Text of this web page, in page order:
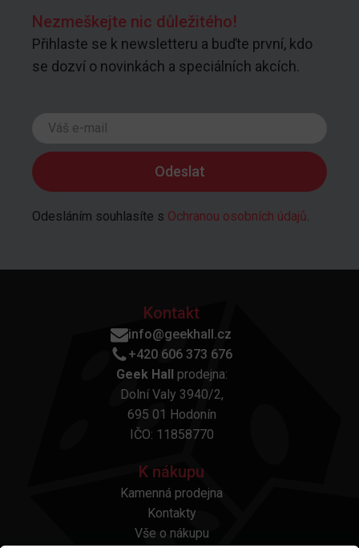
Nezmeškejte nic důležitého!
Přihlaste se k newsletteru a buďte první, kdo
se dozví o novinkách a speciálních akcích.
Odesláním souhlasíte s Ochranou osobních údajů.
Kontakt
info@geekhall.cz
+420 606 373 676
Geek Hall prodejna:
Dolní Valy 3940/2,
695 01 Hodonín
IČO: 11858770
K nákupu
Kamenná prodejna
Kontakty
Vše o nákupu